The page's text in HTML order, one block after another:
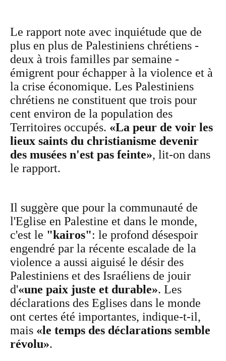
Le rapport note avec inquiétude que de
plus en plus de Palestiniens chrétiens -
deux à trois familles par semaine -
émigrent pour échapper à la violence et à
la crise économique. Les Palestiniens
chrétiens ne constituent que trois pour
cent environ de la population des
Territoires occupés. «La peur de voir les
lieux saints du christianisme devenir
des musées n'est pas feinte», lit-on dans
le rapport.
Il suggère que pour la communauté de
l'Eglise en Palestine et dans le monde,
c'est le "kairos": le profond désespoir
engendré par la récente escalade de la
violence a aussi aiguisé le désir des
Palestiniens et des Israéliens de jouir
d'«une paix juste et durable». Les
déclarations des Eglises dans le monde
ont certes été importantes, indique-t-il,
mais «le temps des déclarations semble
révolu».